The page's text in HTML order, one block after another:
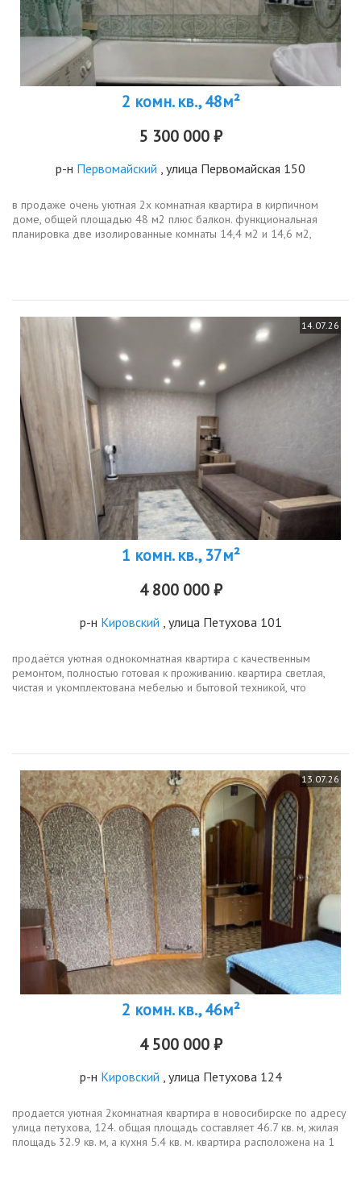
2 комн. кв., 48м²
5 300 000 ₽
р-н Первомайский , улица Первомайская 150
в продаже очень уютная 2х комнатная квартира в кирпичном
доме, общей площадью 48 м2 плюс балкон. функциональная
планировка две изолированные комнаты 14,4 м2 и 14,6 м2,
14.07.26
1 комн. кв., 37м²
4 800 000 ₽
р-н Кировский , улица Петухова 101
продаётся уютная однокомнатная квартира с качественным
ремонтом, полностью готовая к проживанию. квартира светлая,
чистая и укомплектована мебелью и бытовой техникой, что
13.07.26
2 комн. кв., 46м²
4 500 000 ₽
р-н Кировский , улица Петухова 124
продается уютная 2комнатная квартира в новосибирске по адресу
улица петухова, 124. общая площадь составляет 46.7 кв. м, жилая
площадь 32.9 кв. м, а кухня 5.4 кв. м. квартира расположена на 1